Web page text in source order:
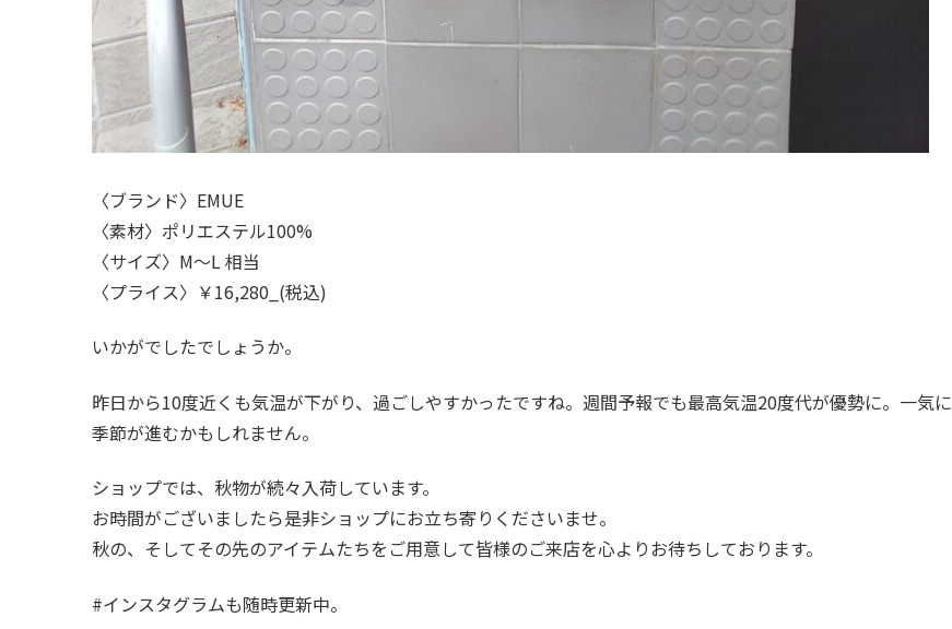
〈ブランド〉EMUE
〈素材〉ポリエステル100%
〈サイズ〉M～L 相当
〈プライス〉￥16,280_(税込)
いかがでしたでしょうか。
昨日から10度近くも気温が下がり、過ごしやすかったですね。週間予報でも最高気温20度代が優勢に。一気に
季節が進むかもしれません。
ショップでは、秋物が続々入荷しています。
お時間がございましたら是非ショップにお立ち寄りくださいませ。
秋の、そしてその先のアイテムたちをご用意して皆様のご来店を心よりお待ちしております。
#インスタグラムも随時更新中。